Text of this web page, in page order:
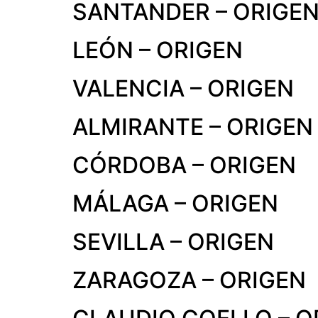
SANTANDER –
LEÓN – ORIGEN
VALENCIA – ORIGEN
ALMIRANTE – ORIGEN
CÓRDOBA – ORIGEN
MÁLAGA – ORIGEN
SEVILLA – ORIGEN
ZARAGOZA – ORIGEN